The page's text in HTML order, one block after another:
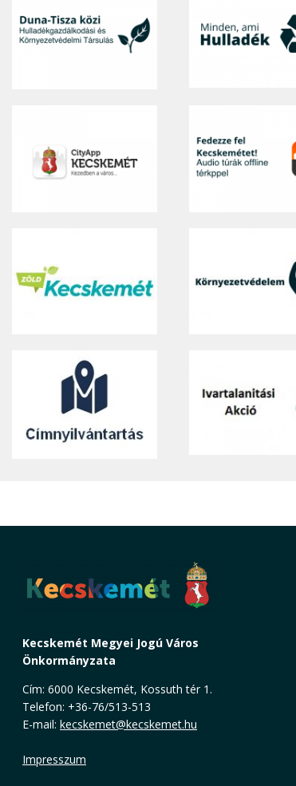
Kecskemét Megyei Jogú Város
Önkormányzata
Cím: 6000 Kecskemét, Kossuth tér 1.
Telefon: +36-76/513-513
E-mail: kecskemet@kecskemet.hu
Impresszum